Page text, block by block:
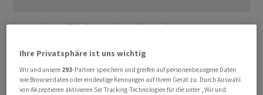
Wenn das Mailänder ‌Institut ⁠die Marke von 50 Prozent
Pflichtangebot ⁠für deren polnische Tochter mBank
fällig. Die Regularien in Polen schrieben ein Angebot mit
einer ‌Bar-Komponente und einen festgelegten
Ihre Privatsphäre ist uns wichtig
Wir und unsere 293-Partner speichern und greifen auf personenbezogene Daten
wie Browserdaten oder eindeutige Kennungen auf Ihrem Gerät zu. Durch Auswahl
von Akzeptieren aktivieren Sie Tracking-Technologien für die unter „Wir und